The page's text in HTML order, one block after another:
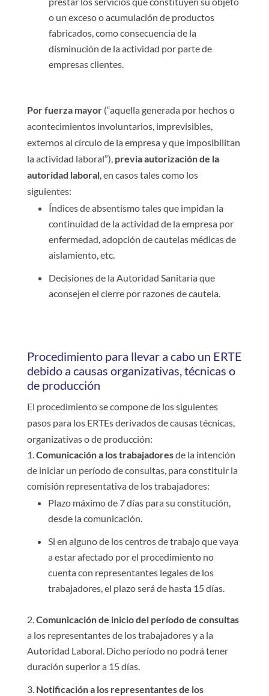
o un exceso o acumulación de productos
fabricados, como consecuencia de la
disminución de la actividad por parte de
empresas clientes.
Por fuerza mayor(“aquella generada por hechos o
acontecimientos involuntarios, imprevisibles,
externos al círculo de la empresa y que imposibilitan
la actividad laboral”), previa autorización de la
autoridad laboral, en casos tales como los
siguientes:
Índices de absentismo tales que impidan la
continuidad de la actividad de la empresa por
enfermedad, adopción de cautelas médicas de
aislamiento, etc.
Decisiones de la Autoridad Sanitaria que
aconsejen el cierre por razones de cautela.
Procedimiento para llevar a cabo un ERTE
debido a causas organizativas, técnicas o
de producción
El procedimiento se compone de los siguientes
pasos para los ERTEs derivados de causas técnicas,
organizativas o de producción:
Comunicación a los trabajadoresde la intención
de iniciar un período de consultas, para constituir la
comisión representativa de los trabajadores:
Plazo máximo de 7 días para su constitución,
desde la comunicación.
Si en alguno de los centros de trabajo que vaya
a estar afectado por el procedimiento no
cuenta con representantes legales de los
trabajadores, el plazo será de hasta 15 días.
Comunicación de inicio del período de consultas
a los representantes de los trabajadores y a la
Autoridad Laboral. Dicho período no podrá tener
duración superior a 15 días.
Notificación a los representantes de los